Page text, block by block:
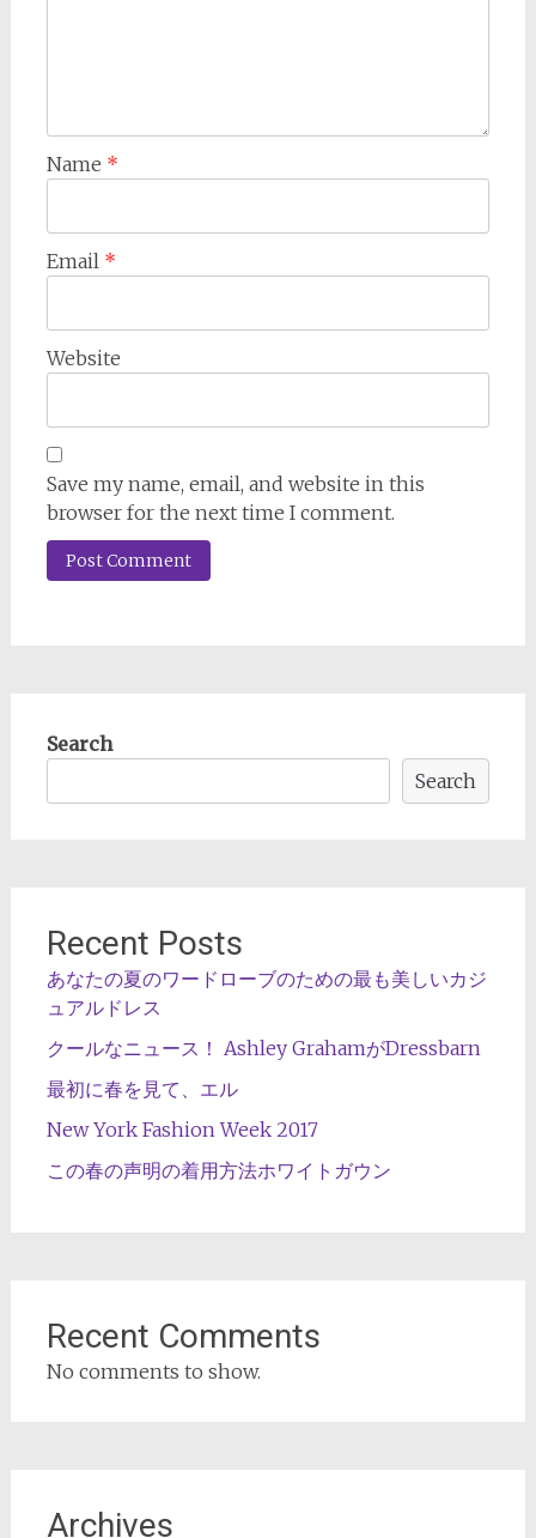
Name *
Email *
Website
Save my name, email, and website in this
browser for the next time I comment.
Search
Search
Recent Posts
あなたの夏のワードローブのための最も美しいカジ
ュアルドレス
クールなニュース！ Ashley GrahamがDressbarn
最初に春を見て、エル
New York Fashion Week 2017
この春の声明の着用方法ホワイトガウン
Recent Comments
No comments to show.
Archives